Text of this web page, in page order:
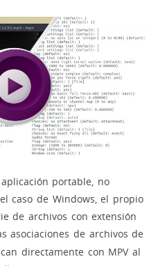
portable, no
caso de Windows, el propio
de archivos con extensión
asociaciones de archivos de
directamente con MPV al